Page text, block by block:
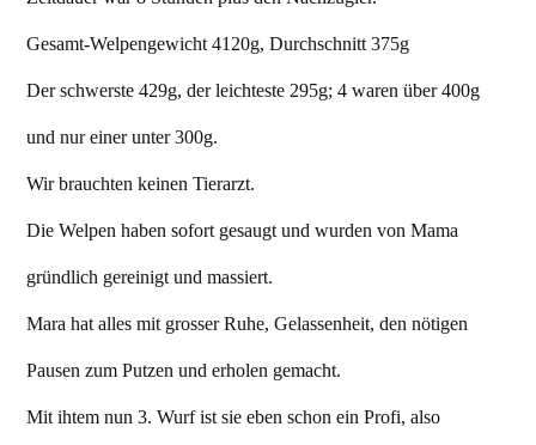
Gesamt-Welpengewicht 4120g, Durchschnitt 375g
Der schwerste 429g, der leichteste 295g; 4 waren über 400g
und nur einer unter 300g.
Wir brauchten keinen Tierarzt.
Die Welpen haben sofort gesaugt und wurden von Mama
gründlich gereinigt und massiert.
Mara hat alles mit grosser Ruhe, Gelassenheit, den nötigen
Pausen zum Putzen und erholen gemacht.
Mit ihtem nun 3. Wurf ist sie eben schon ein Profi, also